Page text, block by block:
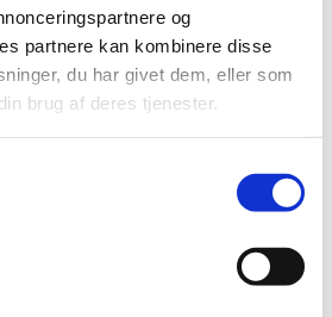
og
partnere kan kombinere disse
du har givet dem, eller som
brug af deres tjenester.